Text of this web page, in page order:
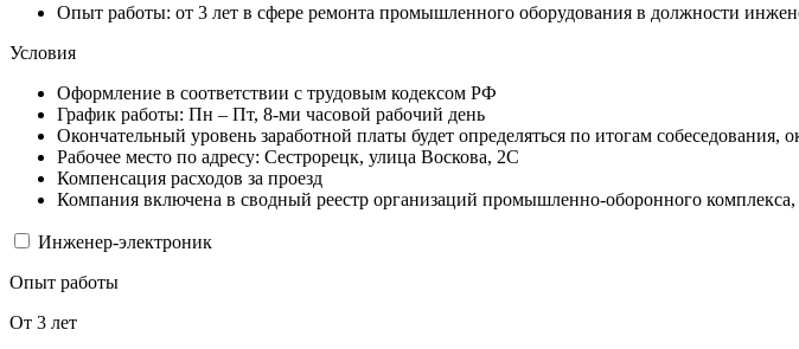
Опыт работы: от 3 лет в сфере ремонта промышленного оборудования в должности
Условия
Оформление в соответствии с трудовым кодексом РФ
График работы: Пн – Пт, 8-ми часовой рабочий день
Окончательный уровень заработной платы будет определяться по итогам собеседования,
Рабочее место по адресу: Сестрорецк, улица Воскова, 2С
Компенсация расходов за проезд
Компания включена в сводный реестр организаций промышленно-оборонного комплекса,
Инженер-электроник
Опыт работы
От 3 лет